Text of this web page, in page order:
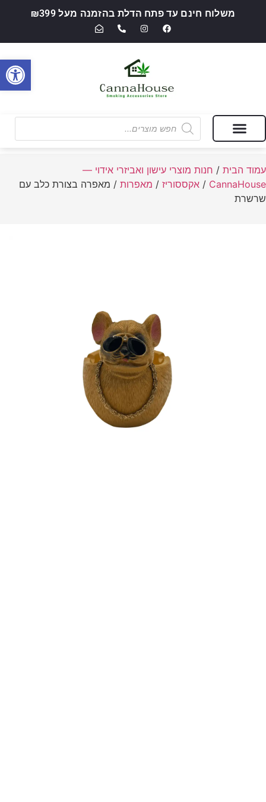
משלוח חינם עד פתח הדלת בהזמנה מעל ₪399
עמוד הבית / חנות מוצרי עישון ואביזרי אידוי —
CannaHouse
/ אקססוריז / מאפרות / מאפרה בצורת כלב עם
שרשרת
פתח